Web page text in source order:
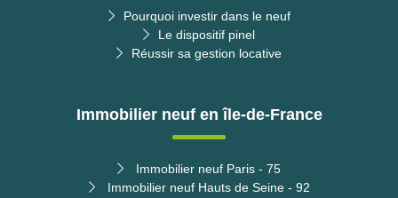
Pourquoi investir dans le neuf
Le dispositif pinel
Réussir sa gestion locative
Immobilier neuf en île-de-France
Immobilier neuf Paris - 75
Immobilier neuf Hauts de Seine - 92